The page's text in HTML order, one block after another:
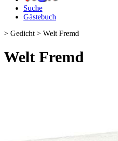
Suche
Gästebuch
> Gedicht > Welt Fremd
Welt Fremd